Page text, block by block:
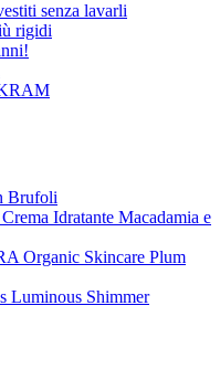
senza lavarli
rigidi
Brufoli
Idratante Macadamia e
Organic Skincare Plum
Luminous Shimmer